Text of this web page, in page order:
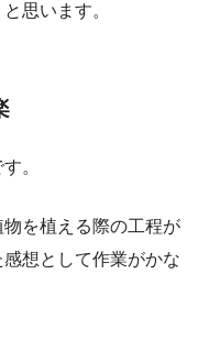
思います。
。
を植える際の工程が
想として作業がかな